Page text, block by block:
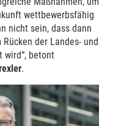
wettbewerbsfähig
nicht sein, dass dann
der Landes- und
wird“, betont
.